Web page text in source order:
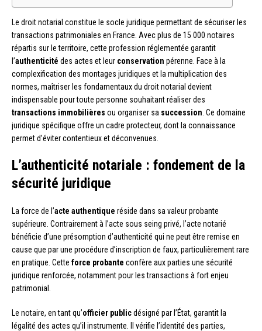
Le droit notarial constitue le socle juridique permettant de sécuriser les
transactions patrimoniales en France. Avec plus de 15 000 notaires
répartis sur le territoire, cette profession réglementée garantit
l’authenticité des actes et leur conservation pérenne. Face à la
complexification des montages juridiques et la multiplication des
normes, maîtriser les fondamentaux du droit notarial devient
indispensable pour toute personne souhaitant réaliser des
transactions immobilières ou organiser sa succession . Ce domaine
juridique spécifique offre un cadre protecteur, dont la connaissance
permet d’éviter contentieux et déconvenues.
L’authenticité notariale : fondement de la
sécurité juridique
La force de l’acte authentique réside dans sa valeur probante
supérieure. Contrairement à l’acte sous seing privé, l’acte notarié
bénéficie d’une présomption d’authenticité qui ne peut être remise en
cause que par une procédure d’inscription de faux, particulièrement rare
en pratique. Cette force probante confère aux parties une sécurité
juridique renforcée, notamment pour les transactions à fort enjeu
patrimonial.
Le notaire, en tant qu’officier publicdésigné par l’État, garantit la
légalité des actes qu’il instrumente. Il vérifie l’identité des parties,